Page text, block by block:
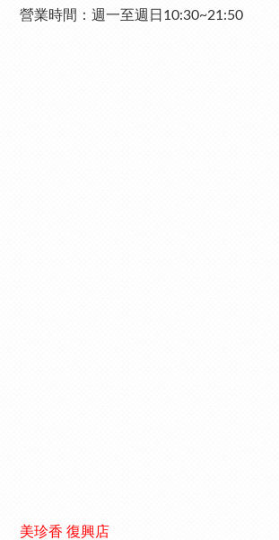
營業時間：週一至週日10:30~21:50
美珍香 復興店